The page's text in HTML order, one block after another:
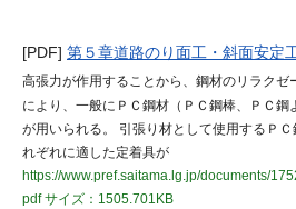
[PDF] 第５章道路のり面工・斜面安定
高張力が作用することから、鋼材のリラクゼ
により、一般にＰＣ鋼材（ＰＣ鋼棒、ＰＣ鋼
が用いられる。 引張り材として使用するＰ
れぞれに適した定着具が
https://www.pref.saitama.lg.jp/documents/
pdfサイズ：1505.701KB